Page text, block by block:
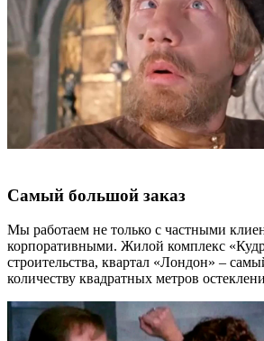
Самый большой заказ
Мы работаем не только с частными
корпоративными. Жилой комплекс
строительства, квартал «Лондон» –
количеству квадратных метров